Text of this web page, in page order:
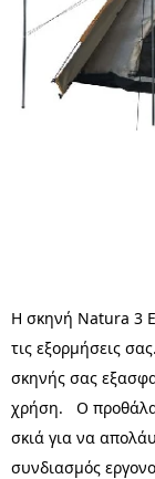
Η σκηνή Natura 3
τις εξορμήσεις
σκηνής σας
χρήση. Ο
σκιά για να
συνδιασμός